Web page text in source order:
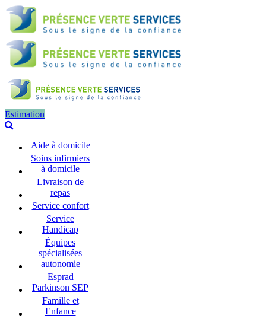
Estimation
Aide à domicile
Soins infirmiers
à domicile
Livraison de
repas
Service confort
Service
Handicap
Équipes
spécialisées
autonomie
Esprad
Parkinson SEP
Famille et
Enfance